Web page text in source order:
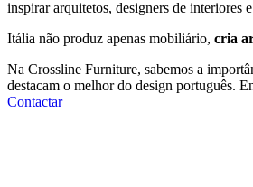
inspirar arquitetos, designers de interiores
Itália não produz apenas mobiliário, cria
Na Crossline Furniture, sabemos a
destacam o melhor do design português.
Contactar